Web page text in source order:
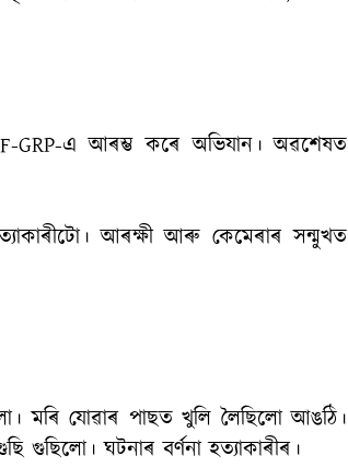
GRP-এ আৰম্ভ কৰে অভিযান। অৱশেষত
আৰক্ষী আৰু কেমেৰাৰ সন্মুখত
মৰি যোৱাৰ পাছত খুলি লৈছিলো আঙঠি।
গুছিলো। ঘটনাৰ বৰ্ণনা হত্যাকাৰীৰ।